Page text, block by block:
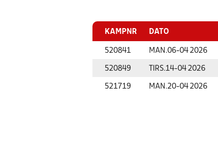
KAMPNR DATO
520841 MAN.06-04 2026
520849 TIRS.14-04 2026
521719 MAN.20-04 2026